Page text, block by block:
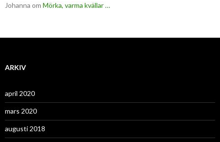
Johanna om Mörka, varma kvällar …
ARKIV
april 2020
mars 2020
augusti 2018